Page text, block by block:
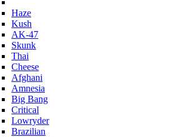
Haze
Kush
AK-47
Skunk
Thai
Cheese
Afghani
Amnesia
Big Bang
Critical
Lowryder
Brazilian